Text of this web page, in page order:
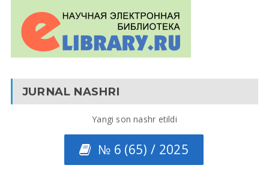
JURNAL NASHRI
Yangi son nashr etildi
№ 6 (65) / 2025